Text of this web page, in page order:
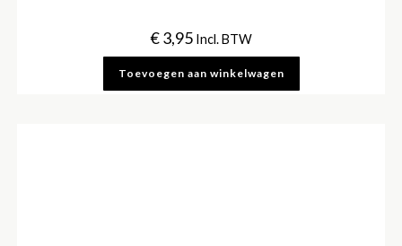
€3,95 Incl. BTW
Toevoegen aan winkelwagen